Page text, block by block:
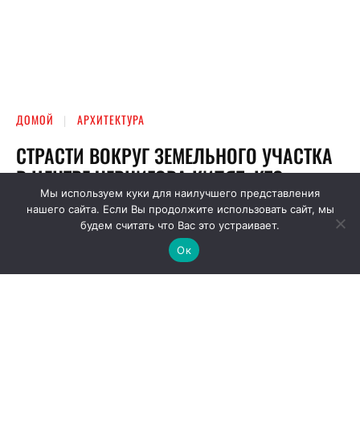
Мы используем куки для наилучшего представления
нашего сайта. Если Вы продолжите использовать сайт, мы
будем считать что Вас это устраивает.
Ок